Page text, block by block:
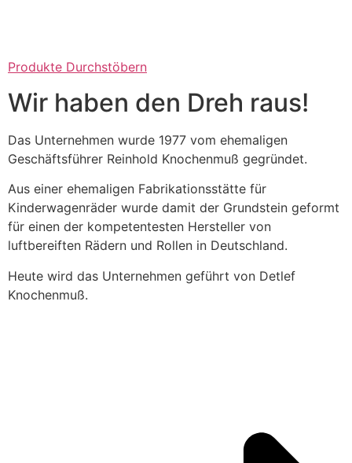
Produkte Durchstöbern
Wir haben den Dreh raus!
Das Unternehmen wurde 1977 vom ehemaligen
Geschäftsführer Reinhold Knochenmuß gegründet.
Aus einer ehemaligen Fabrikationsstätte für
Kinderwagenräder wurde damit der Grundstein geformt
für einen der kompetentesten Hersteller von
luftbereiften Rädern und Rollen in Deutschland.
Heute wird das Unternehmen geführt von Detlef
Knochenmuß.